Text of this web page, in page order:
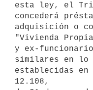
esta ley, el
concederá
adquisición o
"Vivienda
y ex-
similares en
establecidas
12.108,